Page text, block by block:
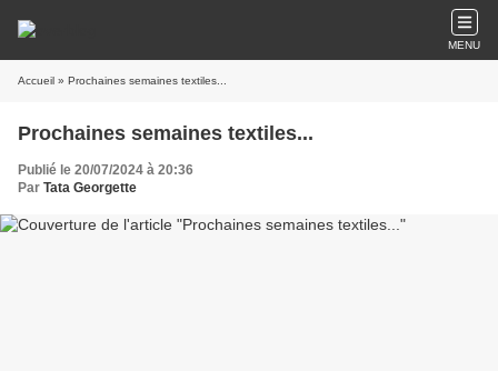
MENU
Accueil » Prochaines semaines textiles...
Prochaines semaines textiles...
Publié le 20/07/2024 à 20:36
Par Tata Georgette